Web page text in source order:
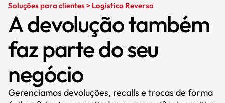
Soluções para clientes > Logística Reversa
A devolução também
faz parte do seu
negócio
Gerenciamos devoluções, recalls e trocas de forma